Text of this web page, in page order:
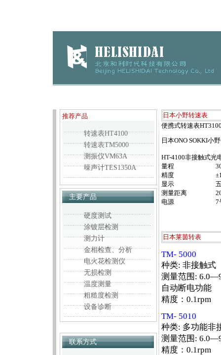
推荐产品
转速表HT4100
转速表TM5000
测振仪VM63A
噪声计TES1350A
主要产品
硬度测试
涂镀层检测
测力计
金相检查、分析
电火花检测仪
无损检测
温度测量
粗糙度检测
设备诊断
联系方式
日本小野转速表
便携式转速表
日本ONO SOKKI小
HT-4100非接触式光
量程
精度
显示
测量距离
电源
7
日本莱茵转表
TM- 5000
种类: 非接触式
测量范围:
自动断电功能
精度：0.1rpm
TM- 5010
种类: 多功能非
测量范围:
精度：0.1rpm